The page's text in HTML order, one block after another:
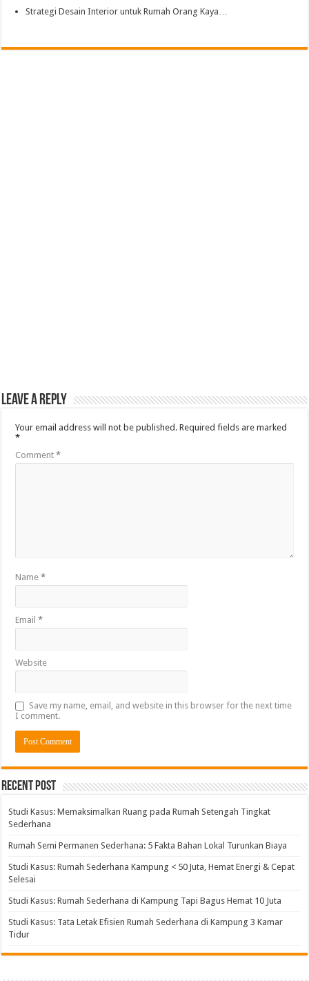
Strategi Desain Interior untuk Rumah Orang Kaya…
Leave a Reply
Your email address will not be published. Required fields are marked
*
Comment*
Name*
Email*
Website
Save my name, email, and website in this browser for the next time
I comment.
Alternative:
Recent Post
Studi Kasus: Memaksimalkan Ruang pada Rumah Setengah Tingkat
Sederhana
Rumah Semi Permanen Sederhana: 5 Fakta Bahan Lokal Turunkan Biaya
Studi Kasus: Rumah Sederhana Kampung < 50 Juta, Hemat Energi & Cepat
Selesai
Studi Kasus: Rumah Sederhana di Kampung Tapi Bagus Hemat 10 Juta
Studi Kasus: Tata Letak Efisien Rumah Sederhana di Kampung 3 Kamar
Tidur